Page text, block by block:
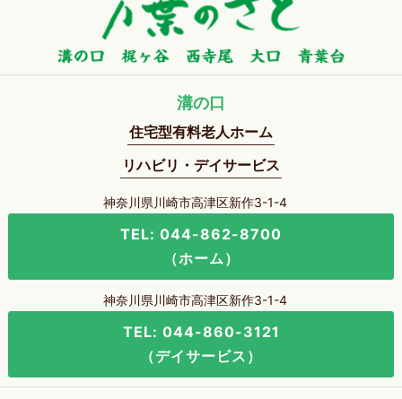
溝の口
住宅型有料老人ホーム
リハビリ・デイサービス
神奈川県川崎市高津区新作3-1-4
TEL: 044-862-8700
（ホーム）
神奈川県川崎市高津区新作3-1-4
TEL: 044-860-3121
（デイサービス）